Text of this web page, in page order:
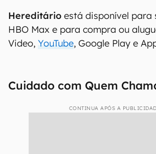
Hereditário está disponível para
HBO Max e para compra ou
Video, YouTube, Google Play e
Cuidado com Quem
CONTINUA APÓS A